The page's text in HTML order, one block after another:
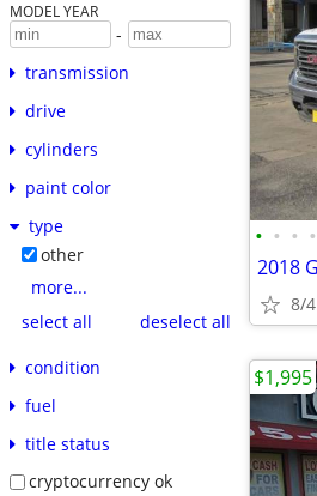
MODEL YEAR
-
transmission
drive
cylinders
paint color
type
other
more...
select all
deselect all
condition
fuel
title status
cryptocurrency ok
• • • •
8/4
$1,995